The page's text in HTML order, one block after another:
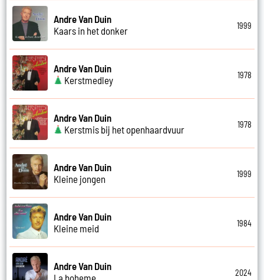
Andre Van Duin
Kaars in het donker
1999
Andre Van Duin
Kerstmedley
1978
Andre Van Duin
Kerstmis bij het openhaardvuur
1978
Andre Van Duin
Kleine jongen
1999
Andre Van Duin
Kleine meid
1984
Andre Van Duin
La boheme
2024